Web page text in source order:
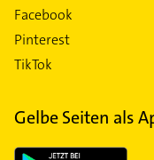
Facebook
Pinterest
TikTok
Gelbe Seiten als